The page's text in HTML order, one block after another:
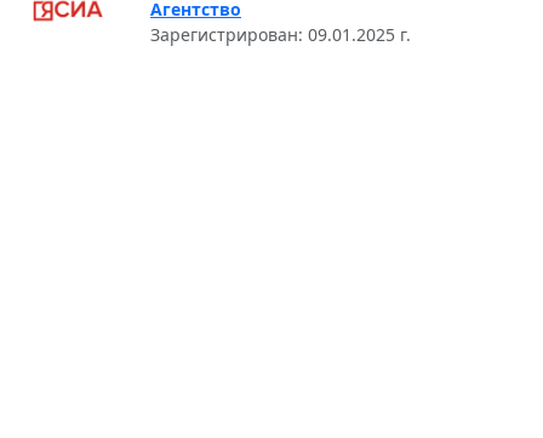
Агентство
Зарегистрирован: 09.01.2025 г.